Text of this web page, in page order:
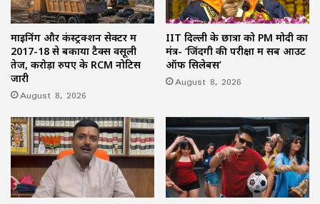
माइनिंग और कंस्ट्रक्शन सेक्टर में
2017-18 से बकाया टैक्स वसूली
तेज, करोड़ों रुपए के RCM नोटिस
जारी
August 8, 2026
IIT दिल्ली के छात्रों को PM मोदी का
मंत्र- ‘जिंदगी की परीक्षा में सब आउट
ऑफ सिलेबस’
August 8, 2026